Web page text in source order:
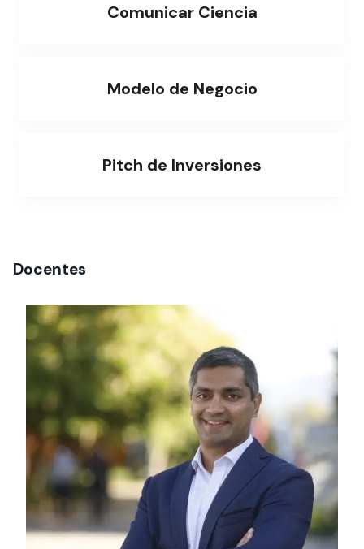
Comunicar Ciencia
Modelo de Negocio
Pitch de Inversiones
Docentes